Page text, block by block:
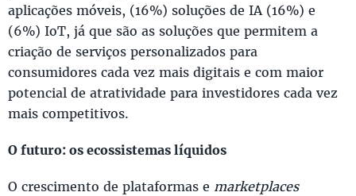
aplicações móveis, (16%) soluções de IA (16%) e
(6%) IoT, já que são as soluções que permitem a
criação de serviços personalizados para
consumidores cada vez mais digitais e com maior
potencial de atratividade para investidores cada vez
mais competitivos.
O futuro: os ecossistemas líquidos
O crescimento de plataformas e marketplaces